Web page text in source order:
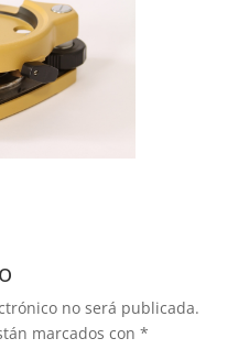
no será publicada.
marcados con *